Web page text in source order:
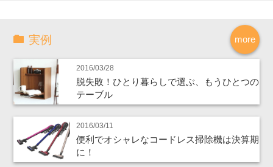
more
実例
2016/03/28
脱失敗！ひとり暮らしで選ぶ、もうひとつの
テーブル
2016/03/11
便利でオシャレなコードレス掃除機は決算期
に！